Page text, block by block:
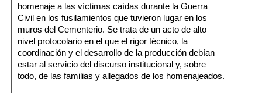
homenaje a las víctimas caídas durante la Guerra
Civil en los fusilamientos que tuvieron lugar en los
muros del Cementerio. Se trata de un acto dealto
nivel protocolarioen el que el rigor técnico, la
coordinación y el desarrollo de la produccióndebían
estar al servicio del discurso institucional y, sobre
todo, de las familias y allegados de los homenajeados.